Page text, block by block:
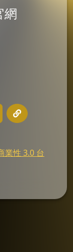
網
業性 3.0 台